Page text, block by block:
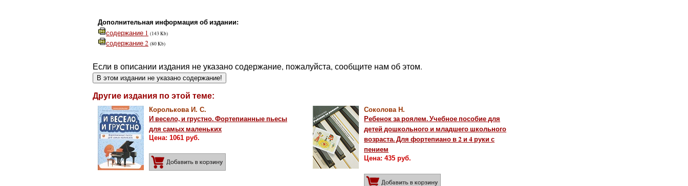
Дополнительная информация об издании:
содержание 1 (143 Kb)
содержание 2 (80 Kb)
Если в описании издания не указано содержание, пожалуйста, сообщите нам об этом.
В этом издании не указано содержание!
Другие издания по этой теме:
Королькова И. С.
И весело, и грустно. Фортепианные пьесы
для самых маленьких
Цена: 1061 руб.
Соколова Н.
Ребенок за роялем. Учебное пособие для
детей дошкольного и младшего школьного
возраста. Для фортепиано в 2 и 4 руки с
пением
Цена: 435 руб.